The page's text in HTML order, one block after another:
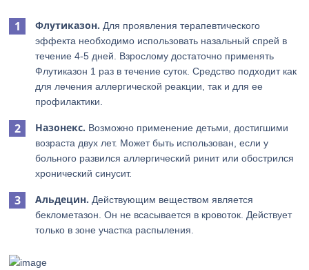
Флутиказон. Для проявления терапевтического
эффекта необходимо использовать назальный спрей в
течение 4-5 дней. Взрослому достаточно применять
Флутиказон 1 раз в течение суток. Средство подходит как
для лечения аллергической реакции, так и для ее
профилактики.
Назонекс. Возможно применение детьми, достигшими
возраста двух лет. Может быть использован, если у
больного развился аллергический ринит или обострился
хронический синусит.
Альдецин. Действующим веществом является
беклометазон. Он не всасывается в кровоток. Действует
только в зоне участка распыления.